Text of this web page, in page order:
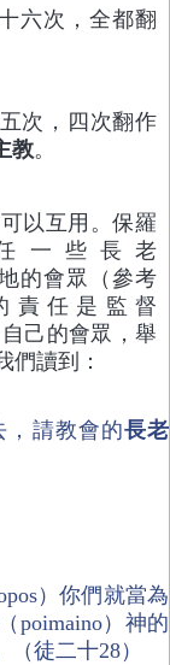
六次，全都翻
次，四次翻作
教。
以互用。保羅
一些長老
的會眾（參考
責任是監督
自己的會眾，舉
們讀到：
，請教會的長老
）你們就當為
（poimaino）神的
徒二十28）